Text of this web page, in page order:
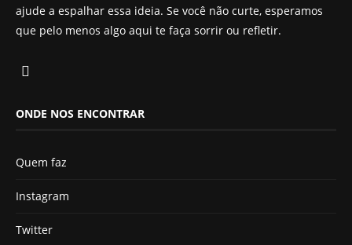
ajude a espalhar essa ideia. Se você não curte, esperamos
que pelo menos algo aqui te faça sorrir ou refletir.
ONDE NOS ENCONTRAR
Quem faz
Instagram
Twitter